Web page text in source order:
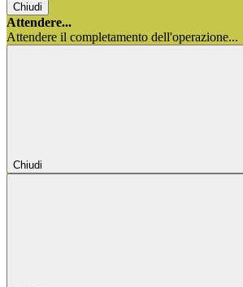
Chiudi
Attendere...
Attendere il completamento dell'operazione...
Chiudi